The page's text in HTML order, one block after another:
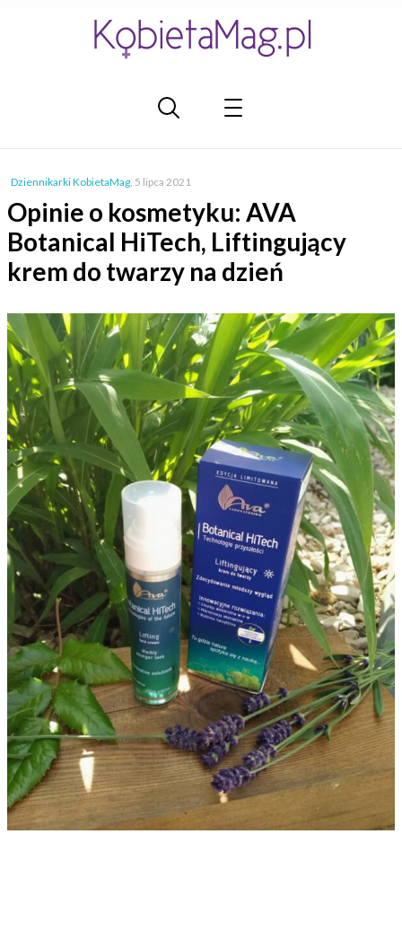
Dziennikarki KobietaMag, 5 lipca 2021
Opinie o kosmetyku: AVA
Botanical HiTech, Liftingujący
krem do twarzy na dzień